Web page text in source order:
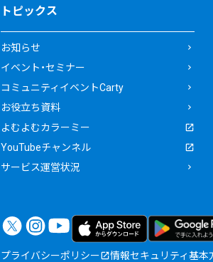
トピックス
お知らせ
イベント・セミナー
コミュニティイベントCarty
お役立ち資料
よむよむカラーミー
YouTubeチャンネル
サービス運営状況
プライバシーポリシー 情報セキュリティ基本